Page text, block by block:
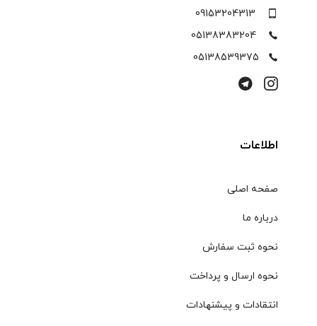
09153204313
05138383204
05138539375
اطلاعات
صفحه اصلی
درباره ما
نحوه ثبت سفارش
نحوه ارسال و پرداخت
انتقادات و پیشنهادات